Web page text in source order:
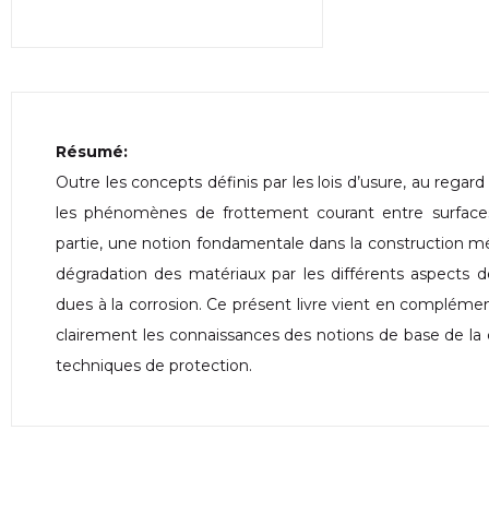
Résumé:
Outre les concepts définis par les lois d’usure, au
les phénomènes de frottement courant entre
partie, une notion fondamentale dans la construction
dégradation des matériaux par les différents aspects
dues à la corrosion. Ce présent livre vient en
clairement les connaissances des notions de base de
techniques de protection.